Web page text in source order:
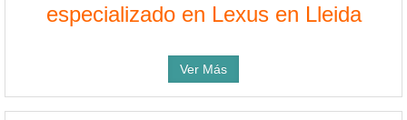
especializado en Lexus en Lleida
Ver Más